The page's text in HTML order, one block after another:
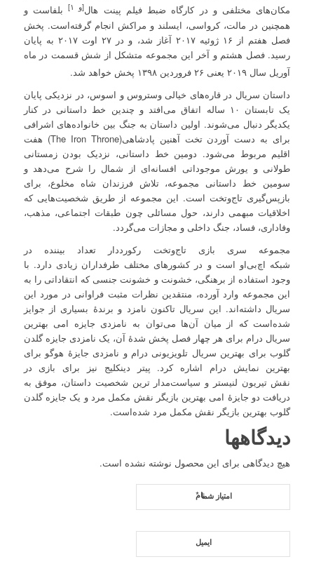
مکان‌های مختلفی و در کارگاه ضبط فیلم پینت هال[و ۱]
بلفاست و
همچنین در مالت، کرواسی، ایسلند و مراکش انجام گرفته‌است. پخش
فصل هفتم از ۱۶ ژوئیه ۲۰۱۷ آغاز شد، و در ۲۷ اوت ۲۰۱۷ به پایان
رسید. فصل هشتم و آخر این مجموعه متشکل از شش قسمت در ماه
آوریل سال ۲۰۱۹ یعنی ۲۶ فروردین ۱۳۹۸ پخش خواهد شد.
داستان سریال در قاره‌های خیالی وستروس و اسوس، در نزدیکی پایان
یک تابستان ۱۰ ساله اتفاق می‌افتد و چندین خط داستانی در کنار
یکدیگر دنبال می‌شوند. اولین داستان به جنگ بین خانواده‌های اشرافی
برای به دست آوردن تخت آهنین پادشاهی(The Iron Throne) هفت
اقلیم مربوط می‌شود. دومین خط داستانی، نزدیک بودن زمستانی
طولانی و یورش موجوداتی افسانه‌ای از شمال را شرح می‌دهد و
سومین خط داستانی مجموعه، تلاش فرزندان شاه مخلوع، برای
بازپس‌گیری تاج‌وتخت است. این مجموعه از طریق شخصیت‌هایی که
اخلاقیات مبهمی دارند، حول مسائلی چون طبقات اجتماعی، مذهب،
وفاداری، فساد، جنگ داخلی و مجازات می‌گردد.
مجموعه سری بازی تاج‌وتخت رکورددار تعداد بیننده در
شبکه اچ‌بی‌او است و در کشورهای مختلف طرفداران زیادی دارد. با
وجود استفاده از برهنگی، خشونت و خشونت جنسی که انتقاداتی را به
این مجموعه وارد آورده، منتقدین نظرات مثبت فراوانی در مورد این
سریال داشته‌اند. این سریال تاکنون نامزد و برندهٔ بسیاری از جوایز
شده‌است که از میان آن‌ها می‌توان به نامزدی جایزه امی بهترین
سریال درام برای هر چهار فصل پخش شدهٔ آن، یک نامزدی جایزه گلدن
گلوب برای بهترین سریال تلویزیونی درام و نامزدی جایزهٔ هوگو برای
بهترین نمایش درام اشاره کرد. پیتر دینکلیج نیز برای بازی در
نقش تیریون لنیستر و سیاست‌مدار ترین شخصیت داستان، موفق به
دریافت دو جایزهٔ امی بهترین بازیگر نقش مکمل مرد و یک جایزه گلدن
گلوب بهترین بازیگر نقش مکمل مرد شده‌است.
دیدگاهها
هیچ دیدگاهی برای این محصول نوشته نشده است.
نام
ایمیل
امتیاز شما*